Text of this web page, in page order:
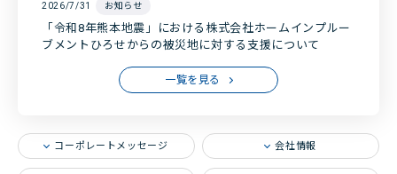
2026/7/31 お知らせ
「令和8年熊本地震」における株式会社ホームインプルー
ブメントひろせからの被災地に対する支援について
一覧を見る
コーポレートメッセージ 会社情報